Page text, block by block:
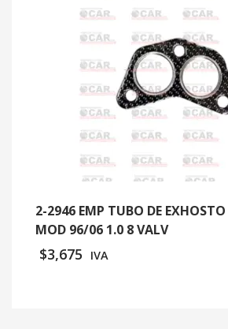
2-2946 EMP TUBO DE EXHOSTO
MOD 96/06 1.0 8 VALV
$3,675 IVA